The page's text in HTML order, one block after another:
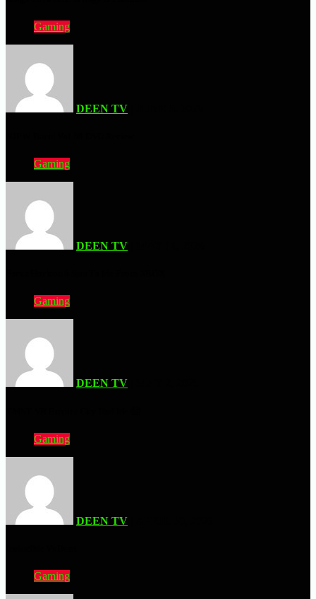
Gaming
DEEN TV
Gaming
DEEN TV
Gaming
DEEN TV
Gaming
DEEN TV
Gaming